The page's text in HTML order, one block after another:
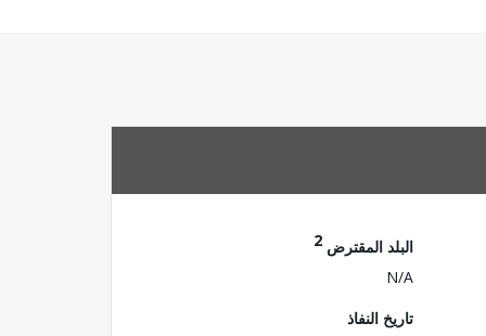
البلد المقترض 2
N/A
تاريخ النفاذ